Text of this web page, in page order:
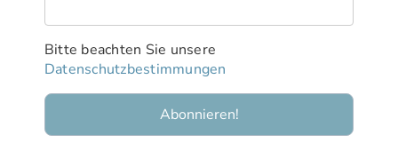
Bitte beachten Sie unsere
Datenschutzbestimmungen